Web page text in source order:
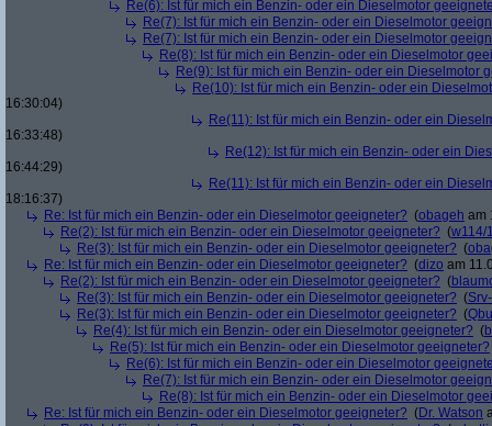
Re(6): Ist für mich ein Benzin- oder ein Dieselmotor
Re(7): Ist für mich ein Benzin- oder ein Dieselmotor
Re(7): Ist für mich ein Benzin- oder ein Dieselmotor
Re(8): Ist für mich ein Benzin- oder ein Dieselmotor
Re(9): Ist für mich ein Benzin- oder ein Dieselmotor
Re(10): Ist für mich ein Benzin- oder ein
16:30:04)
Re(11): Ist für mich ein Benzin- oder ein
16:33:48)
Re(12): Ist für mich ein Benzin- oder ein
16:44:29)
Re(11): Ist für mich ein Benzin- oder ein
18:16:37)
Re: Ist für mich ein Benzin- oder ein Dieselmotor geeigneter? (obageh am
Re(2): Ist für mich ein Benzin- oder ein Dieselmotor geeigneter? (w114/
Re(3): Ist für mich ein Benzin- oder ein Dieselmotor geeigneter? (
Re: Ist für mich ein Benzin- oder ein Dieselmotor geeigneter? (dizo am
Re(2): Ist für mich ein Benzin- oder ein Dieselmotor geeigneter? (
Re(3): Ist für mich ein Benzin- oder ein Dieselmotor geeigneter? (
Re(3): Ist für mich ein Benzin- oder ein Dieselmotor geeigneter? (
Re(4): Ist für mich ein Benzin- oder ein Dieselmotor geeigneter? (
Re(5): Ist für mich ein Benzin- oder ein Dieselmotor geeigneter?
Re(6): Ist für mich ein Benzin- oder ein Dieselmotor
Re(7): Ist für mich ein Benzin- oder ein Dieselmotor
Re(8): Ist für mich ein Benzin- oder ein Dieselmotor
Re: Ist für mich ein Benzin- oder ein Dieselmotor geeigneter? (Dr. Watson